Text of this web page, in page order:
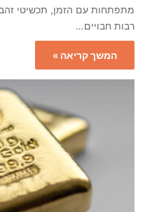
מתפתחות עם הזמן, תכשיטי
רבות חבויים…
המשך קריאה »